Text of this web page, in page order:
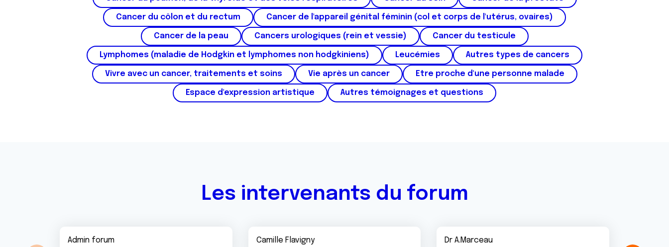
t
m
n
t
Cancer du côlon et du rectum Cancer de l'appareil génital féminin (col et corps de l'utérus, ovaires)
Cancer de la peau Cancers urologiques (rein et vessie) Cancer du testicule
Lymphomes (maladie de Hodgkin et lymphomes non hodgkiniens) Leucémies Autres types de cancers
Vivre avec un cancer, traitements et soins Vie après un cancer Etre proche d'une personne malade
Espace d'expression artistique Autres témoignages et questions
Les intervenants du forum
Admin forum Camille Flavigny Dr A.Marceau